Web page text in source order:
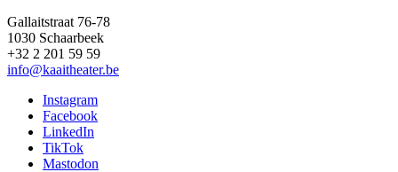
Gallaitstraat 76-78
1030 Schaarbeek
+32 2 201 59 59
info@kaaitheater.be
Instagram
Facebook
LinkedIn
TikTok
Mastodon